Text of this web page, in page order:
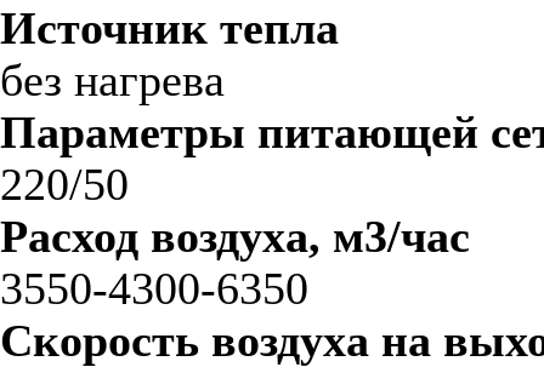
Источник тепла
без нагрева
Параметры питающей
220/50
Расход воздуха, м3/час
3550-4300-6350
Скорость воздуха на